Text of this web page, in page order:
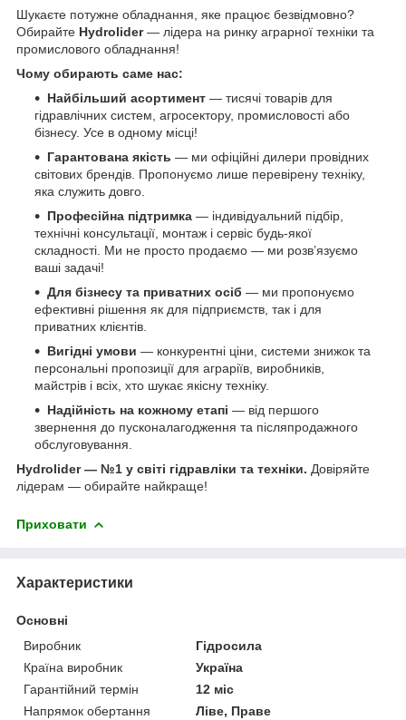
Шукаєте потужне обладнання, яке працює безвідмовно?
Обирайте Hydrolider— лідера на ринку аграрної техніки та
промислового обладнання!
Чому обирають саме нас:
Найбільший асортимент — тисячі товарів для
гідравлічних систем, агросектору, промисловості або
бізнесу. Усе в одному місці!
Гарантована якість — ми офіційні дилери провідних
світових брендів. Пропонуємо лише перевірену техніку,
яка служить довго.
Професійна підтримка — індивідуальний підбір,
технічні консультації, монтаж і сервіс будь-якої
складності. Ми не просто продаємо — ми розв’язуємо
ваші задачі!
Для бізнесу та приватних осіб — ми пропонуємо
ефективні рішення як для підприємств, так і для
приватних клієнтів.
Вигідні умови — конкурентні ціни, системи знижок та
персональні пропозиції для аграріїв, виробників,
майстрів і всіх, хто шукає якісну техніку.
Надійність на кожному етапі — від першого
звернення до пусконалагодження та післяпродажного
обслуговування.
Hydrolider — №1 у світі гідравліки та техніки. Довіряйте
лідерам — обирайте найкраще!
Приховати
Характеристики
Основні
Виробник
Гідросила
Країна виробник
Україна
Гарантійний термін
12 міс
Напрямок обертання
Ліве, Праве